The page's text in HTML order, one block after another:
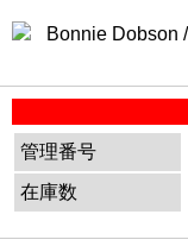
管理番号
在庫数